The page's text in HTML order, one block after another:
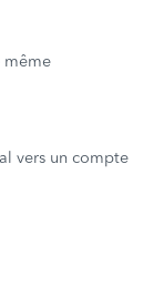
même
vers un compte